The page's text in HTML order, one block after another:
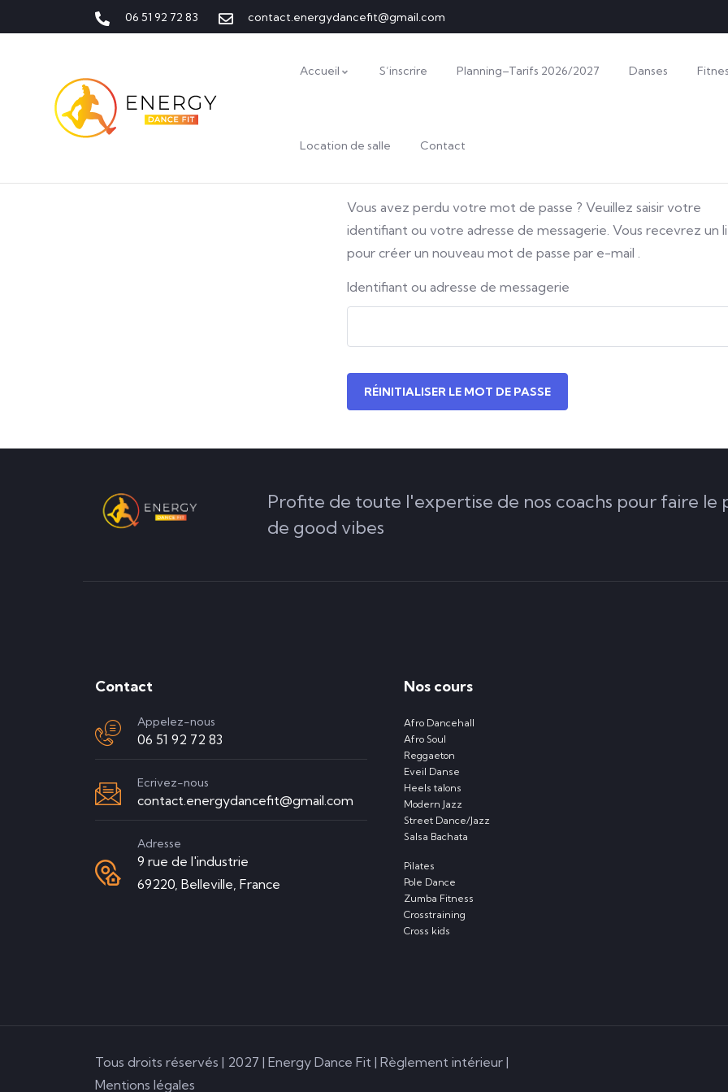
06 51 92 72 83 contact.energydancefit@gmail.com
Accueil S’inscrire Planning–Tarifs 2026/2027 Danses
Location de salle Contact
Vous avez perdu votre mot de passe ? Veuillez saisir votre
identifiant ou votre adresse de messagerie. Vous recevrez un
pour créer un nouveau mot de passe par e-mail .
Identifiant ou adresse de messagerie
RÉINITIALISER LE MOT DE PASSE
Profite de toute l'expertise de nos coachs pour faire le
de good vibes
Contact
Appelez-nous
06 51 92 72 83
Ecrivez-nous
contact.energydancefit@gmail.com
Adresse
9 rue de l'industrie
69220, Belleville, France
Nos cours
Afro Dancehall
Afro Soul
Reggaeton
Eveil Danse
Heels talons
Modern Jazz
Street Dance/Jazz
Salsa Bachata
Pilates
Pole Dance
Zumba Fitness
Crosstraining
Cross kids
Tous droits réservés | 2027 | Energy Dance Fit | Règlement intérieur |
Mentions légales